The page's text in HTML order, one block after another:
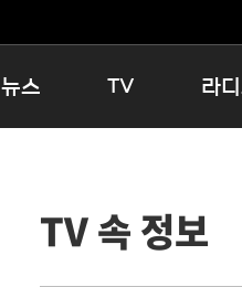
뉴스 TV
인생내컷
테마기행 길
라
16:00 완
우리 고
TV 속 정보